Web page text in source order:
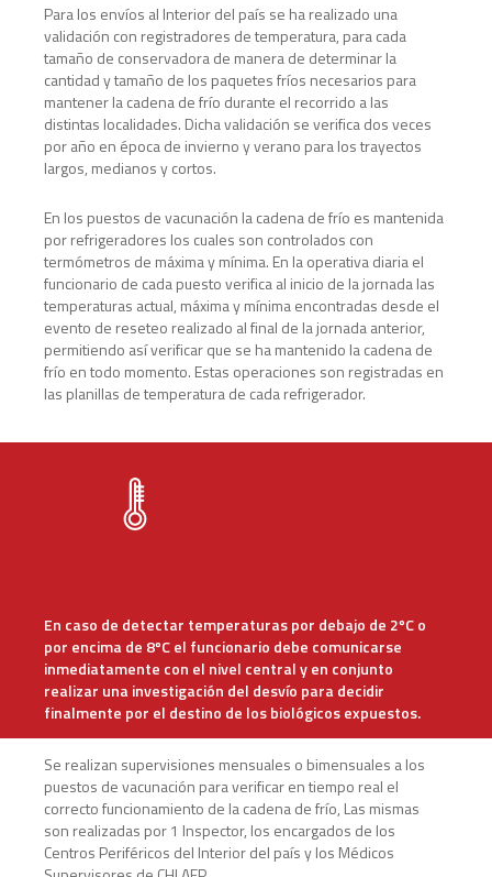
Para los envíos al Interior del país se ha realizado una
validación con registradores de temperatura, para cada
tamaño de conservadora de manera de determinar la
cantidad y tamaño de los paquetes fríos necesarios para
mantener la cadena de frío durante el recorrido a las
distintas localidades. Dicha validación se verifica dos veces
por año en época de invierno y verano para los trayectos
largos, medianos y cortos.
En los puestos de vacunación la cadena de frío es mantenida
por refrigeradores los cuales son controlados con
termómetros de máxima y mínima. En la operativa diaria el
funcionario de cada puesto verifica al inicio de la jornada las
temperaturas actual, máxima y mínima encontradas desde el
evento de reseteo realizado al final de la jornada anterior,
permitiendo así verificar que se ha mantenido la cadena de
frío en todo momento. Estas operaciones son registradas en
las planillas de temperatura de cada refrigerador.
En caso de detectar temperaturas por debajo de 2ºC o
por encima de 8ºC el funcionario debe comunicarse
inmediatamente con el nivel central y en conjunto
realizar una investigación del desvío para decidir
finalmente por el destino de los biológicos expuestos.
Se realizan supervisiones mensuales o bimensuales a los
puestos de vacunación para verificar en tiempo real el
correcto funcionamiento de la cadena de frío, Las mismas
son realizadas por 1 Inspector, los encargados de los
Centros Periféricos del Interior del país y los Médicos